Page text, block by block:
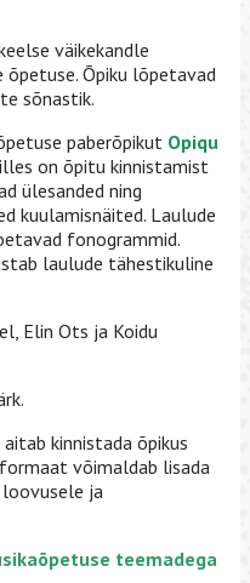
väikekandle
Õpiku lõpetavad
sõnastik.
paberõpikut Opiqu
on õpitu kinnistamist
ülesanded ning
kuulamisnäited. Laulude
fonogrammid.
laulude tähestikuline
Elin Ots ja Koidu
kinnistada õpikus
võimaldab lisada
loovusele ja
teemadega